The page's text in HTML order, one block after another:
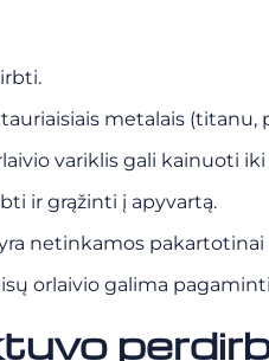
metalais (titanu,
variklis gali kainuoti iki
ir grąžinti į apyvartą.
netinkamos
orlaivio galima